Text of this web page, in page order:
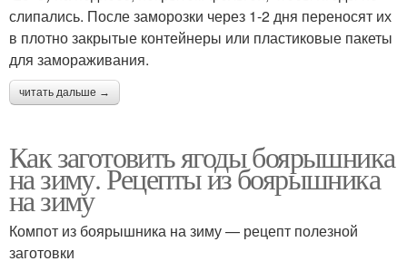
слипались. После заморозки через 1-2 дня переносят их
в плотно закрытые контейнеры или пластиковые пакеты
для замораживания.
читать дальше →
Как заготовить ягоды боярышника
на зиму. Рецепты из боярышника
на зиму
Компот из боярышника на зиму — рецепт полезной
заготовки